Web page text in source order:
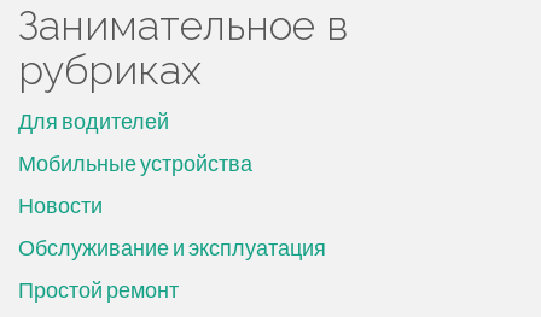
Занимательное в
рубриках
Для водителей
Мобильные устройства
Новости
Обслуживание и эксплуатация
Простой ремонт